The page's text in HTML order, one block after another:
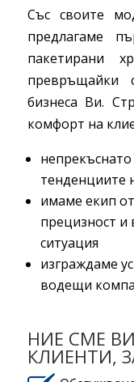
Със своите
предлагаме
пакетирани
превръщайки
бизнеса Ви.
комфорт на
тенденциите
имаме екип
прецизност и
ситуация
изграждаме
водещи
НИЕ СМЕ
КЛИЕНТИ,